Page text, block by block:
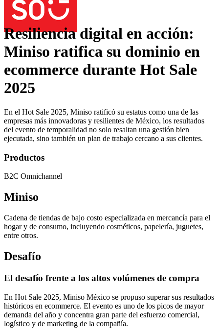
Resiliencia digital en acción:
Miniso ratifica su dominio en
ecommerce durante Hot Sale
2025
En el Hot Sale 2025, Miniso ratificó su estatus como una de las
empresas más innovadoras y resilientes de México, los resultados
del evento de temporalidad no solo resaltan una gestión bien
ejecutada, sino también un plan de trabajo cercano a sus clientes.
Productos
B2C Omnichannel
Miniso
Cadena de tiendas de bajo costo especializada en mercancía para el
hogar y de consumo, incluyendo cosméticos, papelería, juguetes,
entre otros.
Desafío
El desafío frente a los altos volúmenes de compra
En Hot Sale 2025, Miniso México se propuso superar sus resultados
históricos en ecommerce. El evento es uno de los picos de mayor
demanda del año y concentra gran parte del esfuerzo comercial,
logístico y de marketing de la compañía.